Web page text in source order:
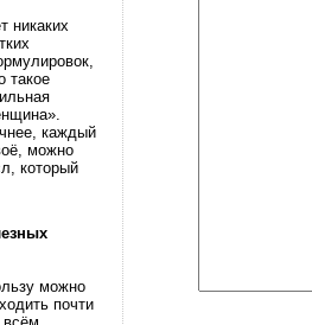
никаких
такое
каждый
можно
который
можно
почти